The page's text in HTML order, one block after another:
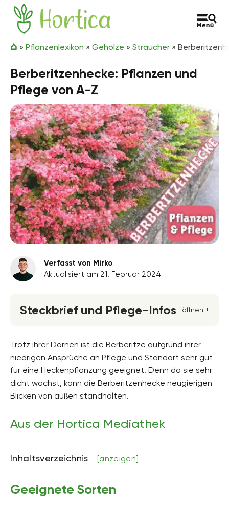
Zum Inhalt springen
Hortica
» Pflanzenlexikon » Gehölze » Sträucher »
Berberitzenhecke: Pflanzen und
Pflege von A-Z
Verfasst von Mirko
Aktualisiert am 21. Februar 2024
Steckbrief und Pflege-Infos öffnen +
gelb
Standort
Schatten, Halbschatten, Absonnig, Sonnig
Blütezeit
Wuchsform
bis zu 300 Zentimeter
Bodenart
sandig, lehmig
Trotz ihrer Dornen ist die Berberitze aufgrund ihrer
niedrigen Ansprüche an Pflege und Standort sehr gut
für eine Heckenpflanzung geeignet. Denn da sie sehr
dicht wächst, kann die Berberitzenhecke neugierigen
Blicken von außen standhalten.
Aus der Hortica Mediathek
Inhaltsverzeichnis [anzeigen]
Geeignete Sorten